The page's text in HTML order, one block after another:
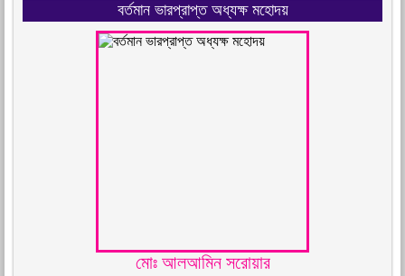
বর্তমান ভারপ্রাপ্ত অধ্যক্ষ মহোদয়
মোঃ আলআমিন সরোয়ার